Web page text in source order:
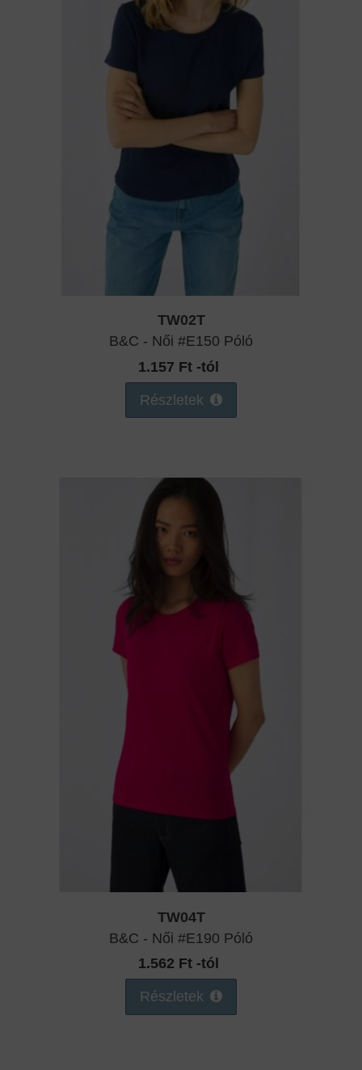
TW02T
B&C - Női #E150 Póló
1.157 Ft -tól
Részletek
TW04T
B&C - Női #E190 Póló
1.562 Ft -tól
Részletek